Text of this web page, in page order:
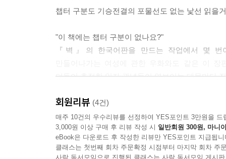
챕터 구분도 기승전결의 포물선도 없는 낯선 읽을
"이 책에는 챕터 구분이 없나요?"
『벽』의 한국어판을 만드는 작업에서 몇 번
더듬어 추적한 일자 관념들이 엿보이는 대목마다
400쪽에 달하는 거대한 소설이지만, 배경은 지
과거와 미래를 잇는 유일한 연결고리에 다름 아닙
계속해서 씌이고 있는 글입니다. 보이지 않는
느껴지기도 합니다. 물론 벽을 대단한 사회적, 생
우리와 그들을 가르고 배제하는 일상적인 경계
회원리뷰 (4건)
매주 10건의 우수리뷰를 선정하여 YES포인트 3만원을 드
3,000원 이상 구매 후 리뷰 작성 시 일반회원 300원, 마니
eBook은 다운로드 후 작성한 리뷰만 YES포인트 지급됩니
클래스는 첫번째 회차 주문확정 시점부터 마지막 회차 주
사락 독서모임으로 진행된 클래스는 사락 독서모임 게시